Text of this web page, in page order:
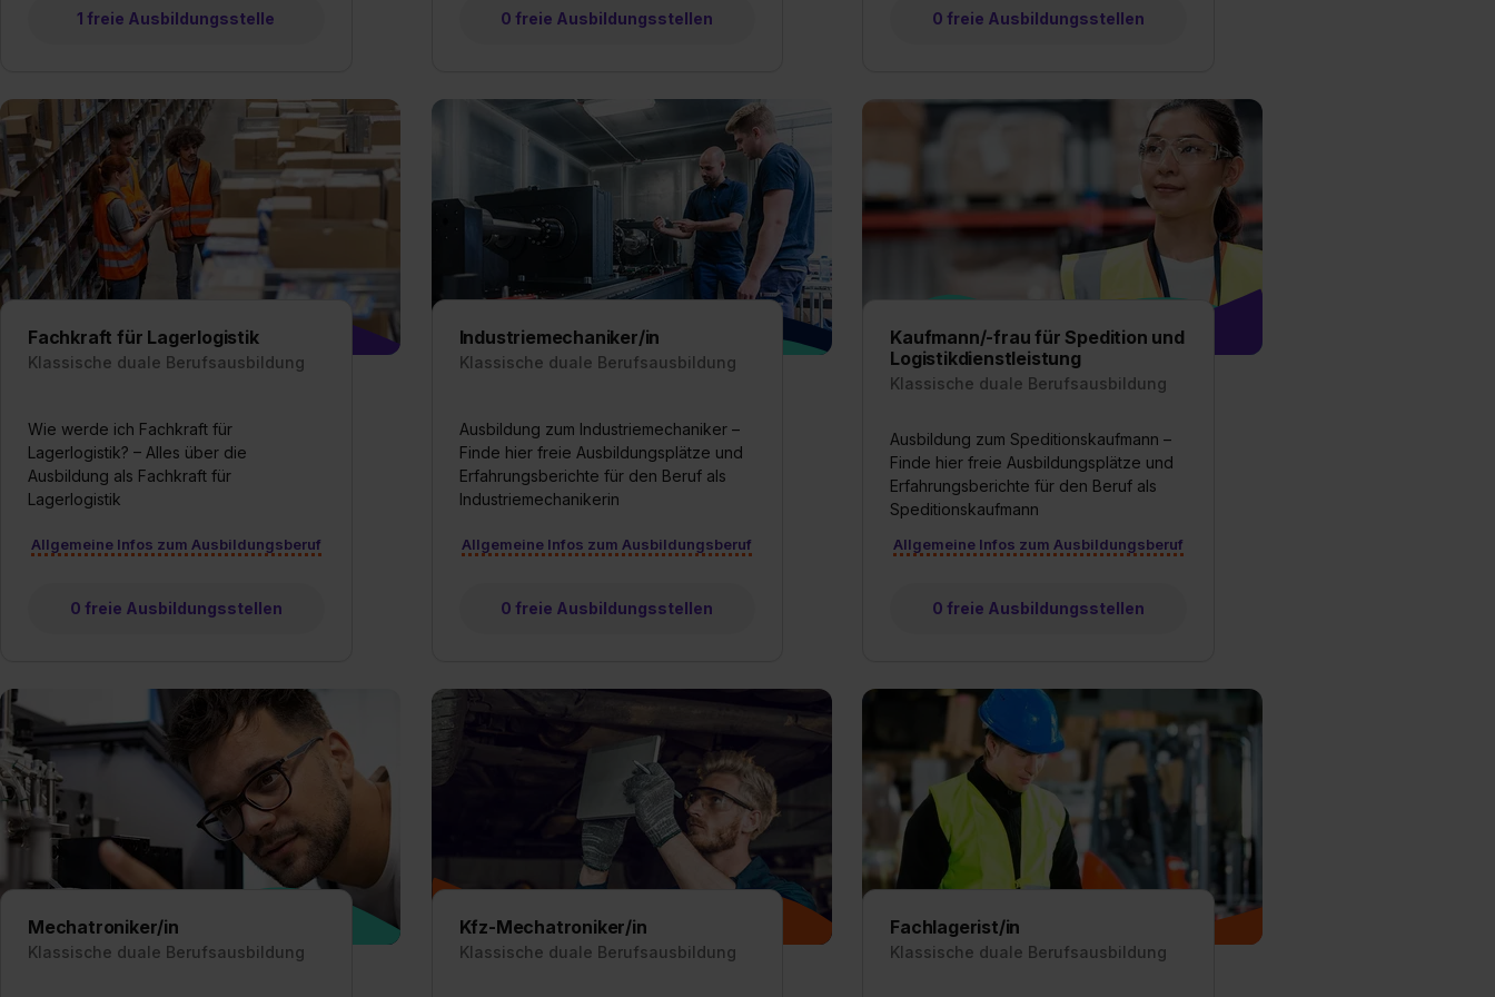
1 freie Ausbildungsstelle 0 freie Ausbildungsstellen 0 freie Ausbildungsstellen
Fachkraft für Lagerlogistik
Klassische duale Berufsausbildung
Wie werde ich Fachkraft für
Lagerlogistik? – Alles über die
Ausbildung als Fachkraft für
Lagerlogistik
Allgemeine Infos zum Ausbildungsberuf
0 freie Ausbildungsstellen
Industriemechaniker/in
Klassische duale Berufsausbildung
Ausbildung zum Industriemechaniker –
Finde hier freie Ausbildungsplätze und
Erfahrungsberichte für den Beruf als
Industriemechanikerin
Allgemeine Infos zum Ausbildungsberuf
0 freie Ausbildungsstellen
Kaufmann/-frau für Spedition und
Logistikdienstleistung
Klassische duale Berufsausbildung
Ausbildung zum Speditionskaufmann –
Finde hier freie Ausbildungsplätze und
Erfahrungsberichte für den Beruf als
Speditionskaufmann
Allgemeine Infos zum Ausbildungsberuf
0 freie Ausbildungsstellen
Mechatroniker/in
Klassische duale Berufsausbildung
Kfz-Mechatroniker/in
Klassische duale Berufsausbildung
Fachlagerist/in
Klassische duale Berufsausbildung